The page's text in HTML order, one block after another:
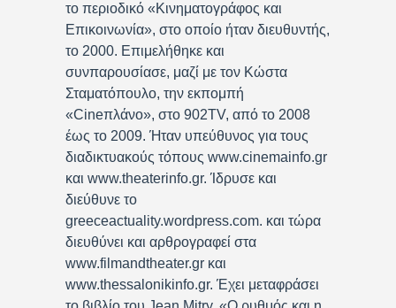
το περιοδικό «Κινηματογράφος και
Επικοινωνία», στο οποίο ήταν διευθυντής,
το 2000. Επιμελήθηκε και
συνπαρουσίασε, μαζί με τον Κώστα
Σταματόπουλο, την εκπομπή
«Cineπλάνο», στο 902TV, από το 2008
έως το 2009. Ήταν υπεύθυνος για τους
διαδικτυακούς τόπους www.cinemainfo.gr
και www.theaterinfo.gr. Ίδρυσε και
διεύθυνε το
greeceactuality.wordpress.com. και τώρα
διευθύνει και αρθρογραφεί στα
www.filmandtheater.gr και
www.thessalonikinfo.gr. Έχει μεταφράσει